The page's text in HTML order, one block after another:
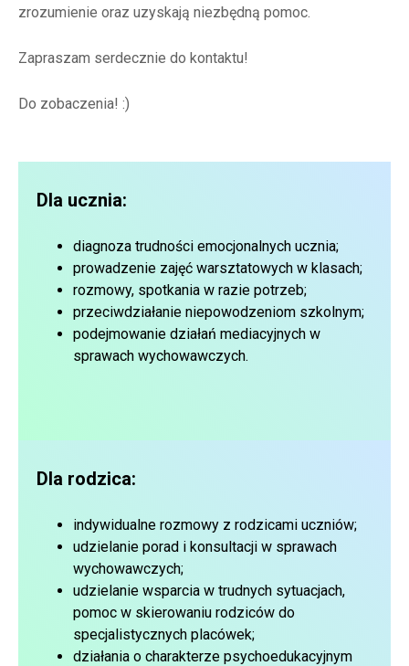
zrozumienie oraz uzyskają niezbędną pomoc.
Zapraszam serdecznie do kontaktu!
Do zobaczenia! :)
Dla ucznia:
diagnoza trudności emocjonalnych ucznia;
prowadzenie zajęć warsztatowych w klasach;
rozmowy, spotkania w razie potrzeb;
przeciwdziałanie niepowodzeniom szkolnym;
podejmowanie działań mediacyjnych w
sprawach wychowawczych.
Dla rodzica:
indywidualne rozmowy z rodzicami uczniów;
udzielanie porad i konsultacji w sprawach
wychowawczych;
udzielanie wsparcia w trudnych sytuacjach,
pomoc w skierowaniu rodziców do
specjalistycznych placówek;
działania o charakterze psychoedukacyjnym